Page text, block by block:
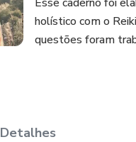
holístico com o
questões foram
Detalhes